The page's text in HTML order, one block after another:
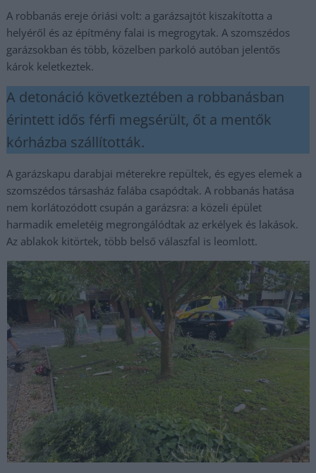
A robbanás ereje óriási volt: a garázsajtót kiszakította a
helyéről és az építmény falai is megrogytak. A szomszédos
garázsokban és több, közelben parkoló autóban jelentős
károk keletkeztek.
A detonáció következtében a robbanásban
érintett idős férfi megsérült, őt a mentők
kórházba szállították.
A garázskapu darabjai méterekre repültek, és egyes elemek a
szomszédos társasház falába csapódtak. A robbanás hatása
nem korlátozódott csupán a garázsra: a közeli épület
harmadik emeletéig megrongálódtak az erkélyek és lakások.
Az ablakok kitörtek, több belső válaszfal is leomlott.